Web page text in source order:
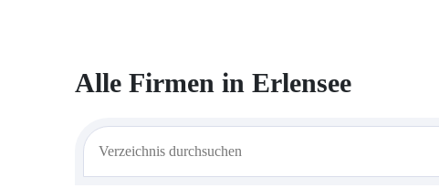
Alle Firmen in Erlensee